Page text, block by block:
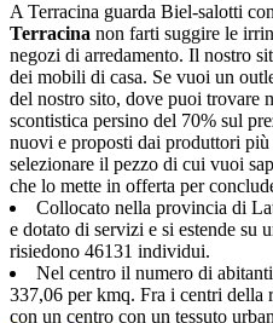
A Terracina guarda Biel-salotti
Terracina non farti suggire le
negozi di arredamento. Il nostro
dei mobili di casa. Se vuoi un
del nostro sito, dove puoi trovare
scontistica persino del 70% sul
nuovi e proposti dai produttori
selezionare il pezzo di cui vuoi
che lo mette in offerta per
Collocato nella provincia di
e dotato di servizi e si estende su
risiedono 46131 individui.
Nel centro il numero di
337,06 per kmq. Fra i centri della
con un centro con un tessuto